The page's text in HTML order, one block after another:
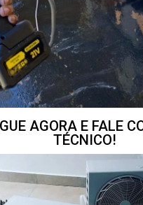
AGORA E FALE
TÉCNICO!